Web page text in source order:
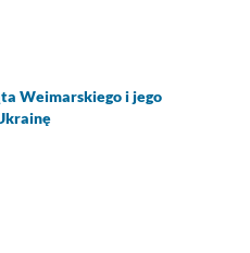
Weimarskiego i jego